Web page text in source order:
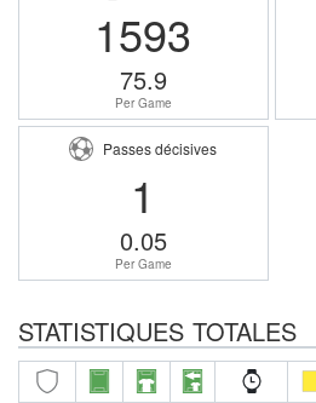
1593
75.9
Per Game
Passes décisives
1
0.05
Per Game
STATISTIQUES TOTALES